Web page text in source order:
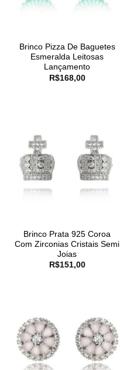
Brinco Pizza De Baguetes
Esmeralda Leitosas
Lançamento
R$168,00
Brinco Prata 925 Coroa
Com Zirconias Cristais Semi
Joias
R$151,00